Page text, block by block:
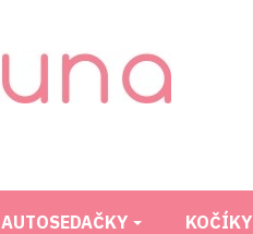
AUTOSEDAČKY KOČÍKY